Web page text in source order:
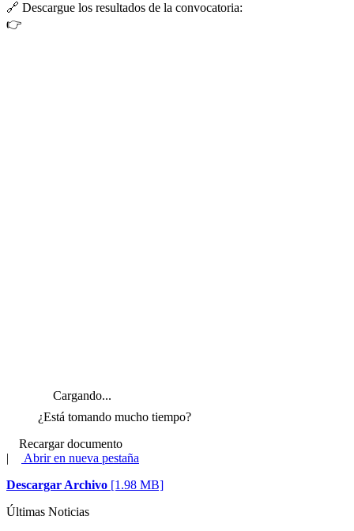
🔗 Descargue los resultados de la convocatoria:
👉
Cargando...
¿Está tomando mucho tiempo?
Recargar documento
|
Abrir en nueva pestaña
Descargar Archivo [1.98 MB]
Últimas Noticias